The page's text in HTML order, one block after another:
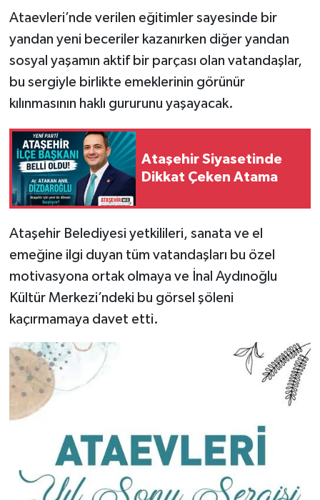
Ataevleri’nde verilen eğitimler sayesinde bir
yandan yeni beceriler kazanırken diğer yandan
sosyal yaşamın aktif bir parçası olan vatandaşlar,
bu sergiyle birlikte emeklerinin görünür
kılınmasının haklı gururunu yaşayacak.
Ataşehir Siyasetinde
Dikkat Çeken Atama
Ataşehir Belediyesi yetkilileri, sanata ve el
emeğine ilgi duyan tüm vatandaşları bu özel
motivasyona ortak olmaya ve İnal Aydınoğlu
Kültür Merkezi’ndeki bu görsel şöleni
kaçırmamaya davet etti.